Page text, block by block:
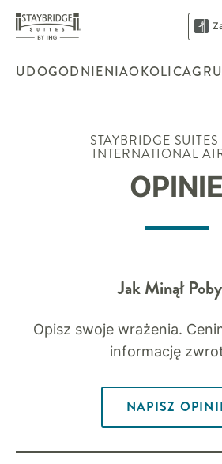
UDOGODNIENIAOKOLICA
STAYBRIDGE SUITES
INTERNATIONAL
OPINIE
Jak Minął
Opisz swoje wrażenia.
informację
NAPISZ